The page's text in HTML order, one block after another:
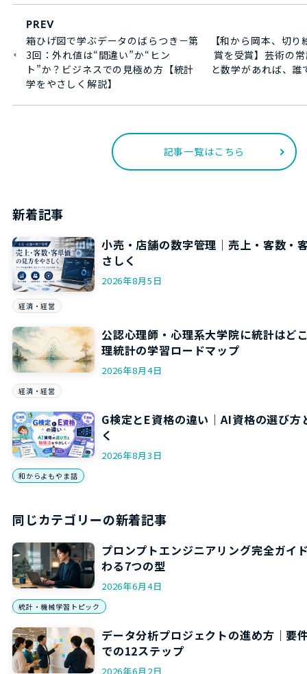
PREV
箱ひげ図で学ぶデータのばらつき－第
3回：外れ値は“間違い”か“ヒン
ト”か？ビジネスでの見極め方【統計
学をやさしく解説】
【和から岡本、切
賞を受賞】芸術の
と数学があれば、誰
記事一覧はこちら
新着記事
小売・店舗の数字管理｜売上・客数・
さしく
2026年8月5日
経済・経営
公認心理師・心理系大学院に統計はど
理統計の学習ロードマップ
2026年8月4日
経済・経営
G検定とE資格の違い｜AI資格の選び方
く
2026年8月3日
和からよもやま話
同じカテゴリーの新着記事
プロンプトエンジニアリング完全ガイ
わる7つの型
2026年6月4日
統計・機械学習トピック
データ分析プロジェクトの進め方｜要
での12ステップ
2026年6月2日